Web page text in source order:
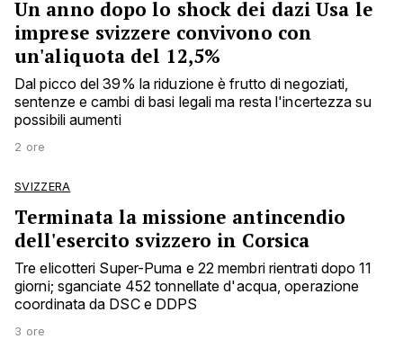
Un anno dopo lo shock dei dazi Usa le
imprese svizzere convivono con
un'aliquota del 12,5%
Dal picco del 39% la riduzione è frutto di negoziati,
sentenze e cambi di basi legali ma resta l'incertezza su
possibili aumenti
2 ore
SVIZZERA
Terminata la missione antincendio
dell'esercito svizzero in Corsica
Tre elicotteri Super-Puma e 22 membri rientrati dopo 11
giorni; sganciate 452 tonnellate d'acqua, operazione
coordinata da DSC e DDPS
3 ore